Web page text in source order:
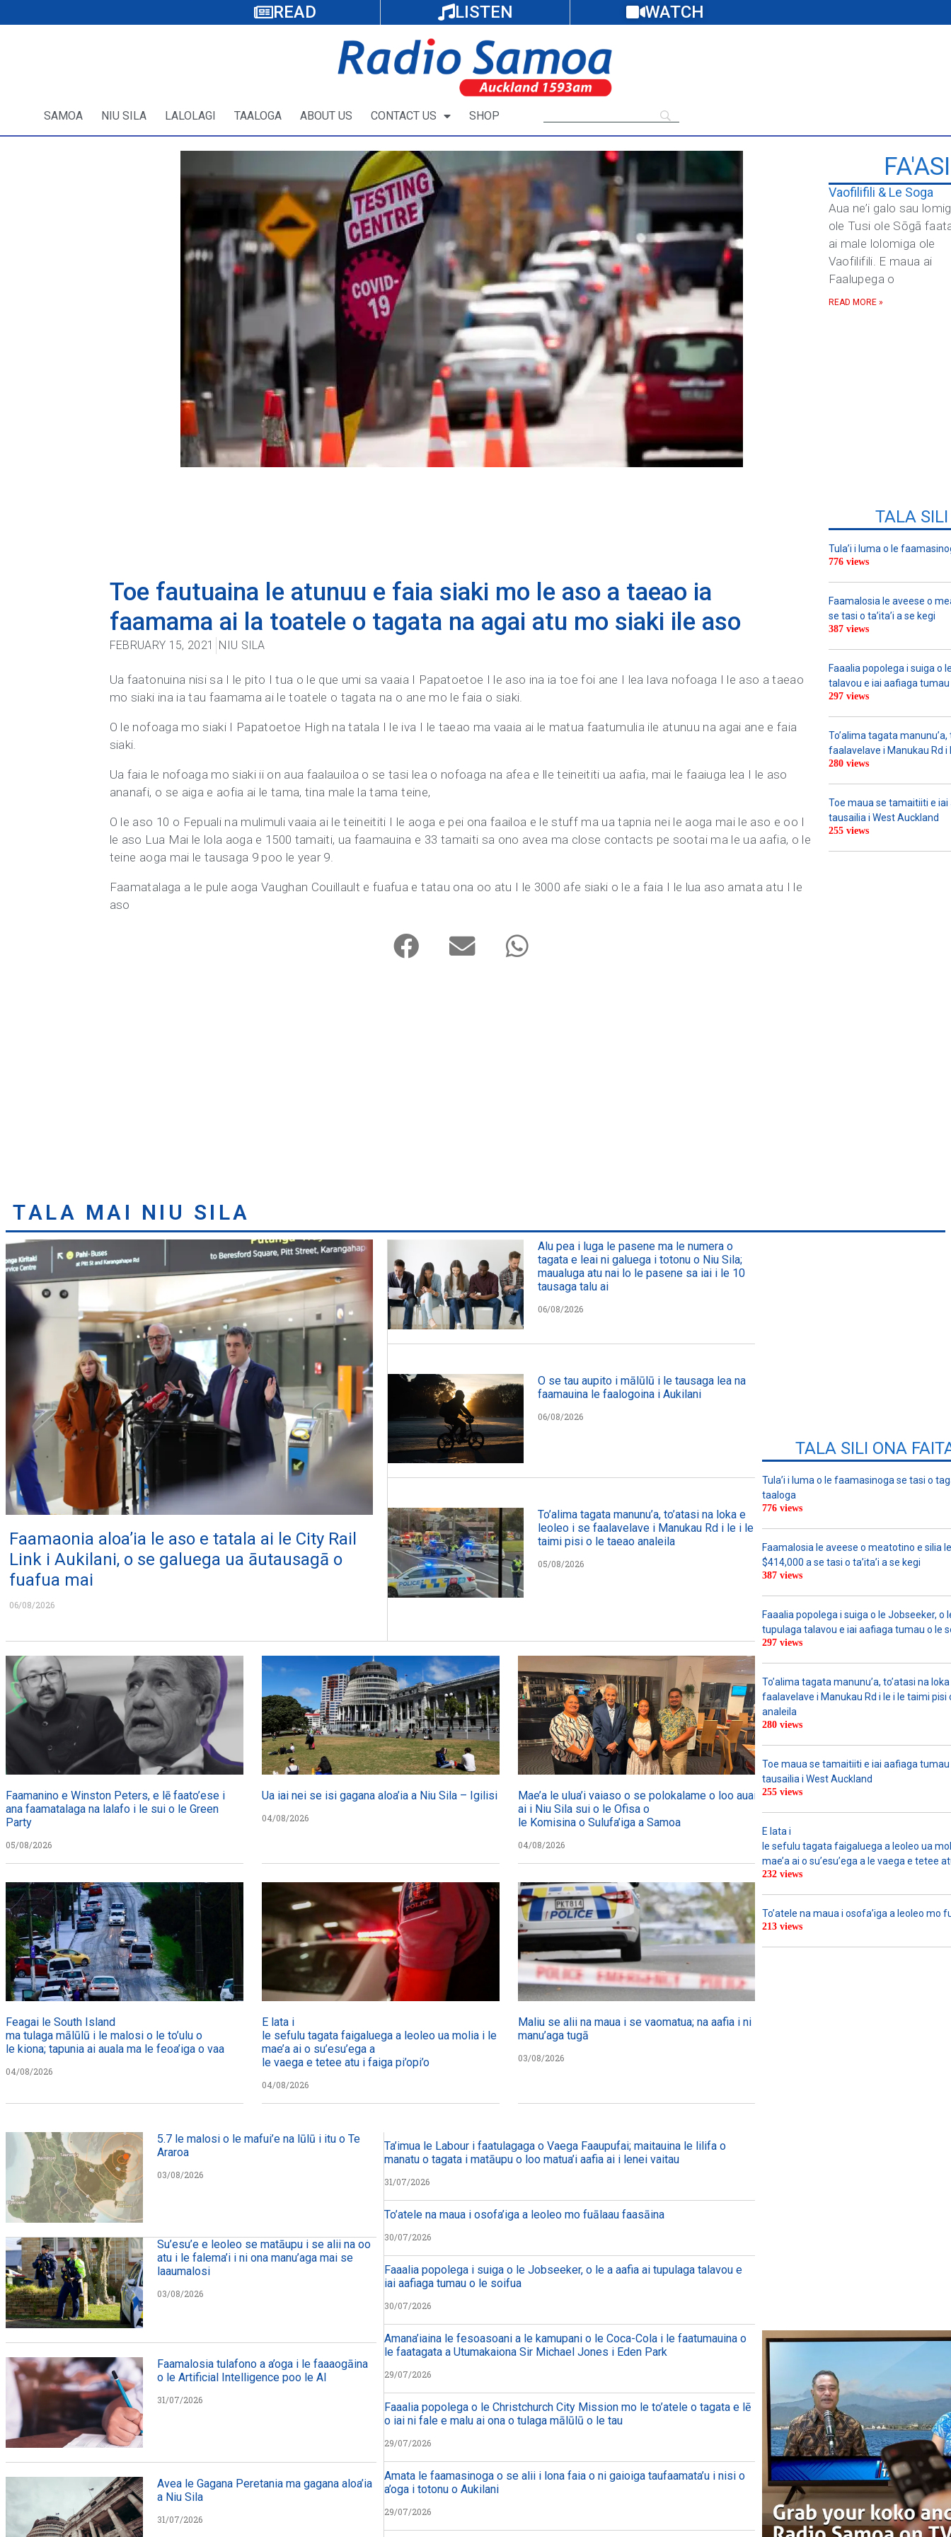
READ LISTEN WATCH
SAMOA NIU SILA LALOLAGI TAALOGA ABOUT US CONTACT US SHOP
Toe fautuaina le atunuu e faia siaki mo le aso a taeao ia
faamama ai la toatele o tagata na agai atu mo siaki ile aso
FEBRUARY 15, 2021 NIU SILA
Ua faatonuina nisi sa I le pito I tua o le que umi sa vaaia I Papatoetoe I le aso ina ia toe foi ane I lea lava nofoaga I le aso a taeao
mo siaki ina ia tau faamama ai le toatele o tagata na o ane mo le faia o siaki.
O le nofoaga mo siaki I Papatoetoe High na tatala I le iva I le taeao ma vaaia ai le matua faatumulia ile atunuu na agai ane e faia
siaki.
Ua faia le nofoaga mo siaki ii on aua faalauiloa o se tasi lea o nofoaga na afea e lle teineititi ua aafia, mai le faaiuga lea I le aso
ananafi, o se aiga e aofia ai le tama, tina male la tama teine,
O le aso 10 o Fepuali na mulimuli vaaia ai le teineititi I le aoga e pei ona faailoa e le stuff ma ua tapnia nei le aoga mai le aso e oo I
le aso Lua Mai le lola aoga e 1500 tamaiti, ua faamauina e 33 tamaiti sa ono avea ma close contacts pe sootai ma le ua aafia, o le
teine aoga mai le tausaga 9 poo le year 9.
Faamatalaga a le pule aoga Vaughan Couillault e fuafua e tatau ona oo atu I le 3000 afe siaki o le a faia I le lua aso amata atu I le
aso
Vaofilifili & Le Soga
Aua ne’i galo sau
ole Tusi ole Sōgā
ai male lolomiga ole
Vaofilifili. E maua ai
Faalupega o
READ MORE »
TALA
Tula’i i luma o le
776 views
Faamalosia le aveese o
se tasi o ta’ita’i a se kegi
387 views
Faaalia popolega i suiga o
talavou e iai aafiaga
297 views
To’alima tagata
faalavelave i Manukau Rd
280 views
Toe maua se tamaitiiti e
tausailia i West Auckland
255 views
TALA MAI NIU SILA
Faamaonia aloa’ia le aso e tatala ai le City Rail
Link i Aukilani, o se galuega ua āutausagā o
fuafua mai
06/08/2026
Alu pea i luga le pasene ma le numera o
tagata e leai ni galuega i totonu o Niu Sila;
maualuga atu nai lo le pasene sa iai i le 10
tausaga talu ai
06/08/2026
O se tau aupito i mālūlū i le tausaga lea na
faamauina le faalogoina i Aukilani
06/08/2026
To’alima tagata manunu’a, to’atasi na loka e
leoleo i se faalavelave i Manukau Rd i le i le
taimi pisi o le taeao analeila
05/08/2026
Faamanino e Winston Peters, e lē faato’ese i
ana faamatalaga na lalafo i le sui o le Green
Party
05/08/2026
Ua iai nei se isi gagana aloa’ia a Niu Sila – Igilisi
04/08/2026
Mae’a le ulua’i vaiaso o se polokalame o loo auai mai
ai i Niu Sila sui o le Ofisa o
le Komisina o Sulufa’iga a Samoa
04/08/2026
Feagai le South Island
ma tulaga mālūlū i le malosi o le to’ulu o
le kiona; tapunia ai auala ma le feoa’iga o vaa
04/08/2026
E lata i
le sefulu tagata faigaluega a leoleo ua molia i le tulafono i le
mae’a ai o su’esu’ega a
le vaega e tetee atu i faiga pi’opi’o
04/08/2026
Maliu se alii na maua i se vaomatua; na aafia i ni
manu’aga tugā
03/08/2026
TALA SILI ONA
Tula’i i luma o le faamasinoga se tasi o
taaloga
776 views
Faamalosia le aveese o meatotino e silia
$414,000 a se tasi o ta’ita’i a se kegi
387 views
Faaalia popolega i suiga o le Jobseeker, o
tupulaga talavou e iai aafiaga tumau o le
297 views
To’alima tagata manunu’a, to’atasi na
faalavelave i Manukau Rd i le i le taimi pisi
analeila
280 views
Toe maua se tamaitiiti e iai aafiaga
tausailia i West Auckland
255 views
E lata i
le sefulu tagata faigaluega a leoleo ua
mae’a ai o su’esu’ega a le vaega e tetee
232 views
To’atele na maua i osofa’iga a leoleo mo
213 views
5.7 le malosi o le mafui’e na lūlū i itu o Te
Araroa
03/08/2026
Su’esu’e e leoleo se matāupu i se alii na oo
atu i le falema’i i ni ona manu’aga mai se
laaumalosi
03/08/2026
Faamalosia tulafono a a’oga i le faaaogāina
o le Artificial Intelligence poo le AI
31/07/2026
Avea le Gagana Peretania ma gagana aloa’ia
a Niu Sila
31/07/2026
Ta’imua le Labour i faatulagaga o Vaega Faaupufai; maitauina le lilifa o
manatu o tagata i matāupu o loo matua’i aafia ai i lenei vaitau
31/07/2026
To’atele na maua i osofa’iga a leoleo mo fuālaau faasāina
30/07/2026
Faaalia popolega i suiga o le Jobseeker, o le a aafia ai tupulaga talavou e
iai aafiaga tumau o le soifua
30/07/2026
Amana’iaina le fesoasoani a le kamupani o le Coca-Cola i le faatumauina o
le faatagata a Utumakaiona Sir Michael Jones i Eden Park
29/07/2026
Faaalia popolega o le Christchurch City Mission mo le to’atele o tagata e lē
o iai ni fale e malu ai ona o tulaga mālūlū o le tau
29/07/2026
Amata le faamasinoga o se alii i lona faia o ni gaioiga taufaamata’u i nisi o
a’oga i totonu o Aukilani
29/07/2026